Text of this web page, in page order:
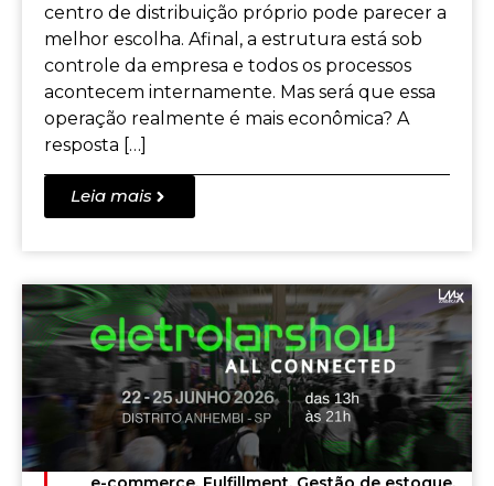
centro de distribuição próprio pode parecer a
melhor escolha. Afinal, a estrutura está sob
controle da empresa e todos os processos
acontecem internamente. Mas será que essa
operação realmente é mais econômica? A
resposta […]
Leia mais